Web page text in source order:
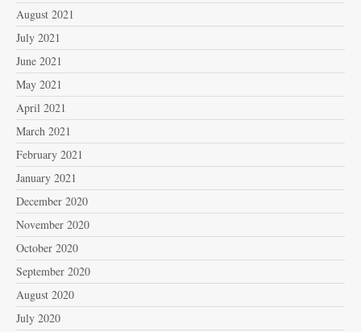
August 2021
July 2021
June 2021
May 2021
April 2021
March 2021
February 2021
January 2021
December 2020
November 2020
October 2020
September 2020
August 2020
July 2020